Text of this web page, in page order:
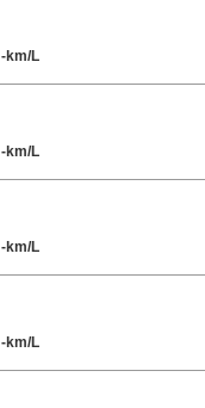
-km/L
-km/L
-km/L
-km/L